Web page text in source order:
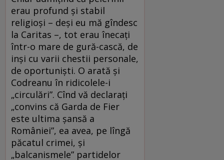
erau profund și stabil
religioși – deși eu mă gîndesc
la Caritas –, tot erau înecați
într-o mare de gură-cască, de
inși cu varii chestii personale,
de oportuniști. O arată și
Codreanu în ridicolele-i
„circulări”. Cînd vă declarați
„convins că Garda de Fier
este ultima șansă a
României”, ea avea, pe lîngă
păcatul crimei, și
„balcanismele” partidelor